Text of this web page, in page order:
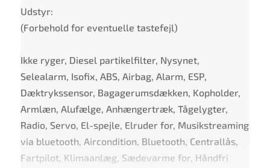
Udstyr:
(Forbehold for eventuelle tastefejl)
Ikke ryger, Diesel partikelfilter, Nysynet,
Selealarm, Isofix, ABS, Airbag, Alarm, ESP,
Dæktrykssensor, Bagagerumsdækken, Kopholder,
Armlæn, Alufælge, Anhængertræk, Tågelygter,
Radio, Servo, El-spejle, Elruder for, Musikstreaming
via bluetooth, Aircondition, Bluetooth, Centrallås,
Fartpilot, Klimaanlæg, Sædevarme for, Håndfri